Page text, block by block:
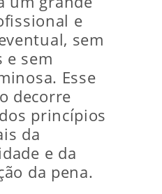
e
sem
e sem
Esse
decorre
princípios
da
e da
da pena.